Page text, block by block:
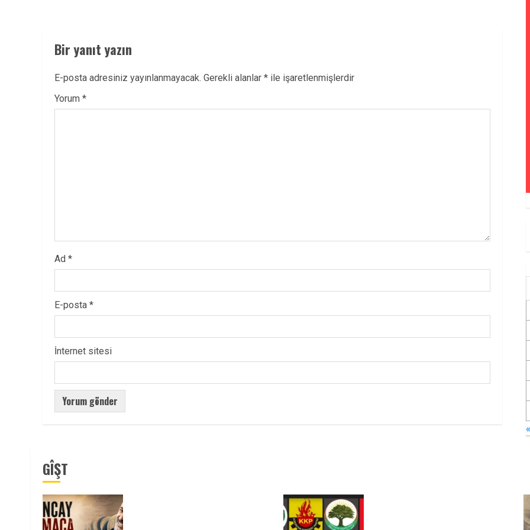
Bir yanıt yazın
E-posta adresiniz yayınlanmayacak. Gerekli alanlar * ile işaretlenmişlerdir
Yorum *
Ad *
E-posta *
İnternet sitesi
GÎŞT